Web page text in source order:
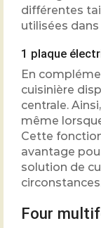
différentes
utilisées
1 plaque
En
cuisinière
centrale.
même
Cette
avantage
solution de
Four